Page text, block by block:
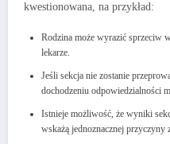
kwestionowana, na przykład:
Rodzina może wyrazić sprzeciw
lekarze.
Jeśli sekcja nie zostanie
dochodzeniu odpowiedzialności
Istnieje możliwość, że wyniki
wskażą jednoznacznej przyczyny